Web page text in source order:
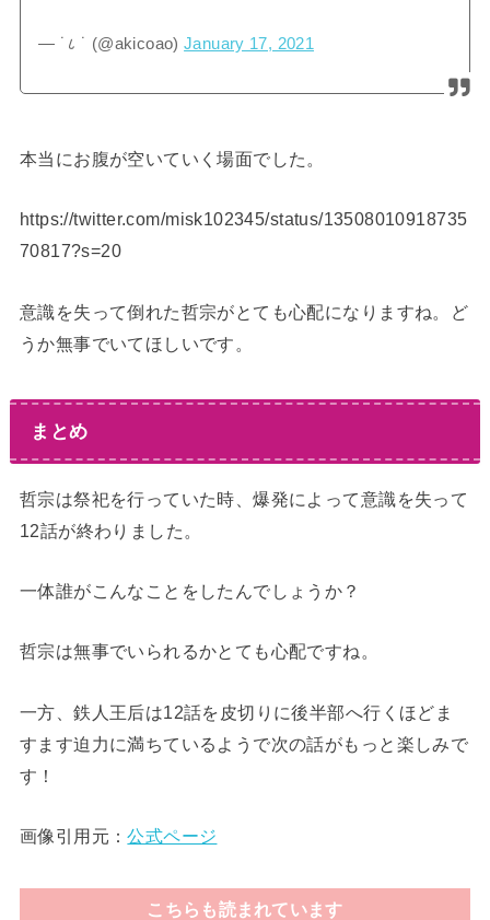
— ˙८ ˙ (@akicoao)January 17, 2021
本当にお腹が空いていく場面でした。
https://twitter.com/misk102345/status/13508010918735
70817?s=20
意識を失って倒れた哲宗がとても心配になりますね。ど
うか無事でいてほしいです。
まとめ
哲宗は祭祀を行っていた時、爆発によって意識を失って
12話が終わりました。
一体誰がこんなことをしたんでしょうか？
哲宗は無事でいられるかとても心配ですね。
一方、鉄人王后は12話を皮切りに後半部へ行くほどま
すます迫力に満ちているようで次の話がもっと楽しみで
す！
画像引用元：公式ページ
こちらも読まれています